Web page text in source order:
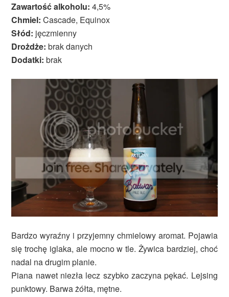
Zawartość alkoholu: 4,5%
Chmiel: Cascade, Equinox
Słód: jęczmienny
Drożdże: brak danych
Dodatki: brak
Bardzo wyraźny i przyjemny chmielowy aromat. Pojawia
się trochę iglaka, ale mocno w tle. Żywica bardziej, choć
nadal na drugim planie.
Piana nawet niezła lecz szybko zaczyna pękać. Lejsing
punktowy. Barwa żółta, mętne.